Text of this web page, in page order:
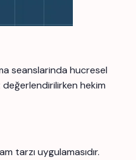
seanslarinda hucresel
değerlendirilirken hekim
tarzı uygulamasıdır.